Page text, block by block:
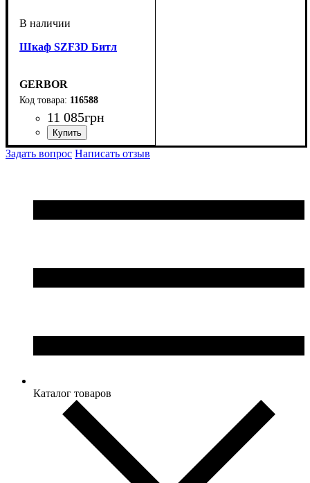
Шкаф SZF3D Битл
GERBOR
116588
11 085грн
ширина, мм: 1000
высота, мм: 2100
глубина, мм: 570
Задать вопрос Написать отзыв
Каталог товаров